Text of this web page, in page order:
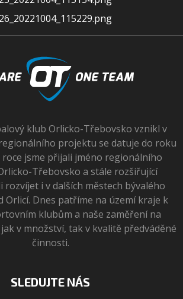
klub Orlicko-Třebovsko vznikl v
projektu se datuje do roku
roce jsme přijali jméno regionálního
Třebovsko a stále rozšiřující
rozvíjet i v dalších městech bývalého
Orlicí. Dnes patříme na území kraje k
klubům a naše zaměření na
v množství, tak v kvalitě předváděné
činnosti.
SLEDUJTE NÁS